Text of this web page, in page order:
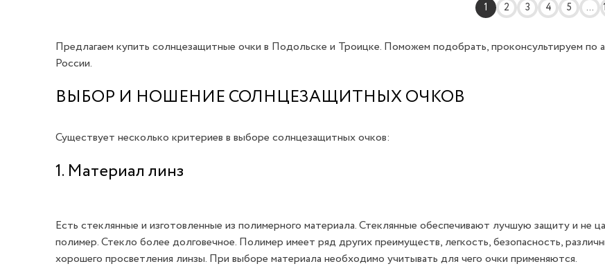
1 2 3 4 5 ...
Предлагаем купить солнцезащитные очки в Подольске и Троицке. Поможем подобрать, проконсультируем
России.
ВЫБОР И НОШЕНИЕ СОЛНЦЕЗАЩИТНЫХ ОЧКОВ
Существует несколько критериев в выборе солнцезащитных очков:
1. Материал линз
Есть стеклянные и изготовленные из полимерного материала. Стеклянные обеспечивают лучшую защиту и не
полимер. Стекло более долговечное. Полимер имеет ряд других преимуществ, легкость, безопасность,
хорошего просветления линзы. При выборе материала необходимо учитывать для чего очки применяются.